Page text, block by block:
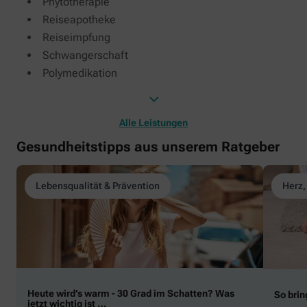
Reiseapotheke
Reiseimpfung
Schwangerschaft
Polymedikation
Alle Leistungen
Gesundheitstipps aus unserem Ratgeber
Lebensqualität & Prävention
Heute wird’s warm - 30 Grad im Schatten? Was
jetzt wichtig ist …
So